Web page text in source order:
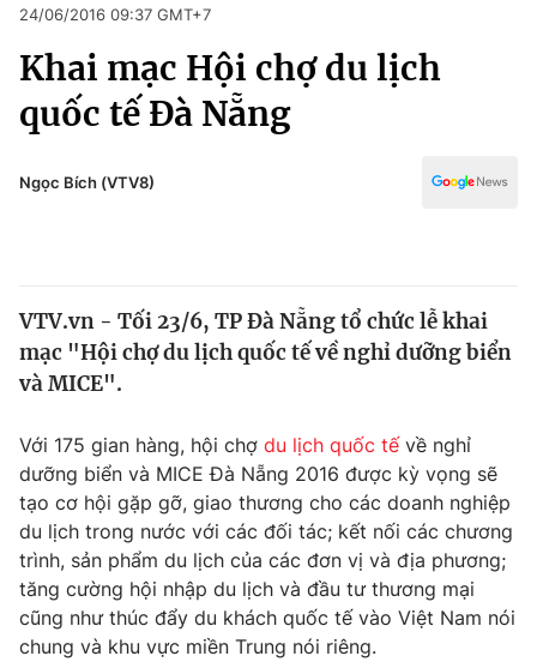
Chuyên mục
Chính trị
Thế giới
Thế giới đó đây
Câu chuyện quốc tế
Kinh tế
Tài chính
Thị trường
Góc doanh nghiệp
Dữ liệu và đời sống
Truyền hình
Phim VTV
Giải trí
Pháp luật
Kinh tế
Thể thao
Truyền hình
Y tế
24/06/2016 09:37 GMT+7
Khai mạc Hội chợ du lịch
quốc tế Đà Nẵng
Ngọc Bích (VTV8)
VTV.vn - Tối 23/6, TP Đà Nẵng tổ chức lễ khai
mạc "Hội chợ du lịch quốc tế về nghỉ dưỡng biển
và MICE".
Với 175 gian hàng, hội chợ du lịch quốc tếvề nghỉ
dưỡng biển và MICE Đà Nẵng 2016 được kỳ vọng sẽ
tạo cơ hội gặp gỡ, giao thương cho các doanh nghiệp
du lịch trong nước với các đối tác; kết nối các chương
trình, sản phẩm du lịch của các đơn vị và địa phương;
tăng cường hội nhập du lịch và đầu tư thương mại
cũng như thúc đẩy du khách quốc tế vào Việt Nam nói
chung và khu vực miền Trung nói riêng.